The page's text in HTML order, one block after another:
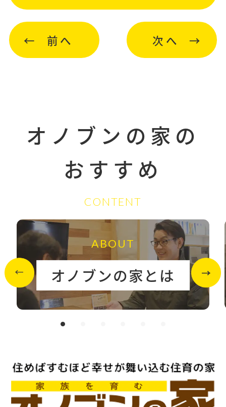
前へ 次へ
オノブンの家の
おすすめ
CONTENT
ABOUT
オノブンの家とは